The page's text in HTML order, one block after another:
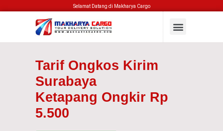
Selamat Datang di Makharya Cargo
Tarif Ongkos Kirim
Surabaya
Ketapang Ongkir Rp
5.500